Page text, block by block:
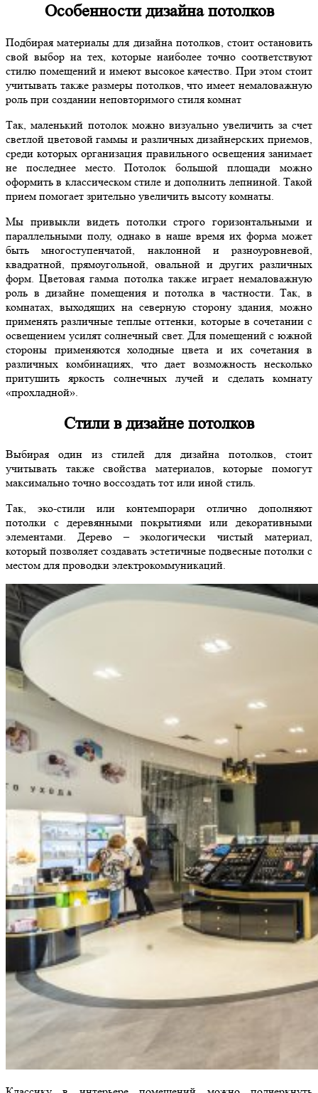
Особенности дизайна потолков
Подбирая материалы для дизайна потолков, стоит остановить
свой выбор на тех, которые наиболее точно соответствуют
стилю помещений и имеют высокое качество. При этом стоит
учитывать также размеры потолков, что имеет немаловажную
роль при создании неповторимого стиля комнат
Так, маленький потолок можно визуально увеличить за счет
светлой цветовой гаммы и различных дизайнерских приемов,
среди которых организация правильного освещения занимает
не последнее место. Потолок большой площади можно
оформить в классическом стиле и дополнить лепниной. Такой
прием помогает зрительно увеличить высоту комнаты.
Мы привыкли видеть потолки строго горизонтальными и
параллельными полу, однако в наше время их форма может
быть многоступенчатой, наклонной и разноуровневой,
квадратной, прямоугольной, овальной и других различных
форм. Цветовая гамма потолка также играет немаловажную
роль в дизайне помещения и потолка в частности. Так, в
комнатах, выходящих на северную сторону здания, можно
применять различные теплые оттенки, которые в сочетании с
освещением усилят солнечный свет. Для помещений с южной
стороны применяются холодные цвета и их сочетания в
различных комбинациях, что дает возможность несколько
притушить яркость солнечных лучей и сделать комнату
«прохладной».
Стили в дизайне потолков
Выбирая один из стилей для дизайна потолков, стоит
учитывать также свойства материалов, которые помогут
максимально точно воссоздать тот или иной стиль.
Так, эко-стили или контемпорари отлично дополняют
потолки с деревянными покрытиями или декоративными
элементами. Дерево – экологически чистый материал,
который позволяет создавать эстетичные подвесные потолки с
местом для проводки электрокоммуникаций.